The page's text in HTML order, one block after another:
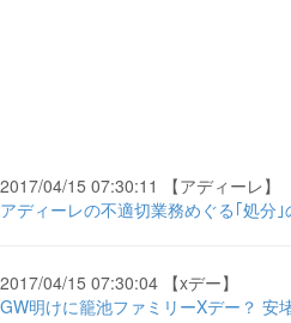
2017/04/15 07:30:11 【アディーレ】
アディーレの不適切業務めぐる｢処分
2017/04/15 07:30:04 【xデー】
GW明けに籠池ファミリーXデー？ 安